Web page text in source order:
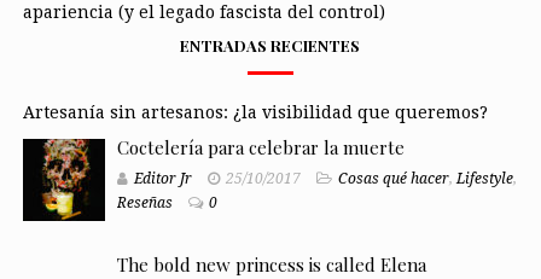
apariencia (y el legado fascista del control)
ENTRADAS RECIENTES
Artesanía sin artesanos: ¿la visibilidad que queremos?
Coctelería para celebrar la muerte
Editor Jr 25/10/2017 Cosas qué hacer,Lifestyle,
Reseñas
0
The bold new princess is called Elena